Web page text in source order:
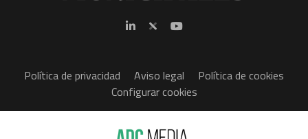
Política de privacidad Aviso legal
Política de cookies
Configurar cookies